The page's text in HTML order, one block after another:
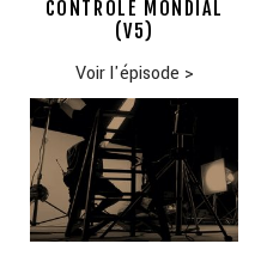
CONTRÔLE MONDIAL
(V5)
Voir l'épisode >